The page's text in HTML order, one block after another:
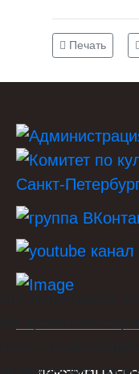
Печать
Мы используем